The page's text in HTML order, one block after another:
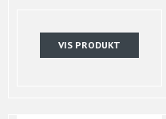
VIS PRODUKT